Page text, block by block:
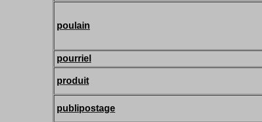
poulain
pourriel
produit
publipostage